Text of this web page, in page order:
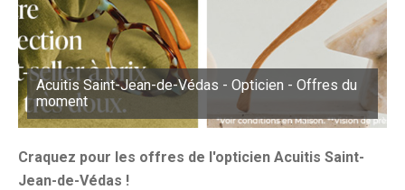
Acuitis Saint-Jean-de-Védas - Opticien - Offres du
moment
Craquez pour les offres de l'opticien Acuitis Saint-
Jean-de-Védas !